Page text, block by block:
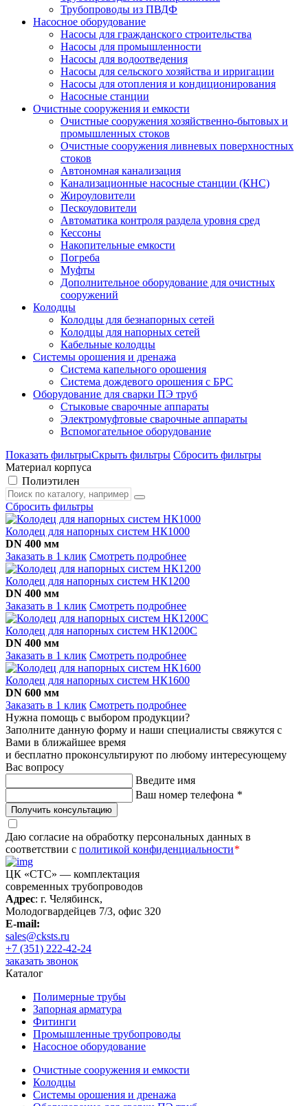
Трубопроводы из ПВДФ
Насосное оборудование
Насосы для гражданского строительства
Насосы для промышленности
Насосы для водоотведения
Насосы для сельского хозяйства и ирригации
Насосы для отопления и кондиционирования
Насосные станции
Очистные сооружения и емкости
Очистные сооружения хозяйственно-бытовых и
промышленных стоков
Очистные сооружения ливневых поверхностных
стоков
Автономная канализация
Канализационные насосные станции (КНС)
Жироуловители
Пескоуловители
Автоматика контроля раздела уровня сред
Кессоны
Накопительные емкости
Погреба
Муфты
Дополнительное оборудование для очистных
сооружений
Колодцы
Колодцы для безнапорных сетей
Колодцы для напорных сетей
Кабельные колодцы
Системы орошения и дренажа
Система капельного орошения
Система дождевого орошения с БРС
Оборудование для сварки ПЭ труб
Стыковые сварочные аппараты
Электромуфтовые сварочные аппараты
Вспомогательное оборудование
Показать фильтрыСкрыть фильтры Сбросить фильтры
Материал корпуса
Полиэтилен
Сбросить фильтры
Колодец для напорных систем НК1000
DN 400 мм
Заказать в 1 клик Смотреть подробнее
Колодец для напорных систем НК1200
DN 400 мм
Заказать в 1 клик Смотреть подробнее
Колодец для напорных систем НК1200С
DN 400 мм
Заказать в 1 клик Смотреть подробнее
Колодец для напорных систем НК1600
DN 600 мм
Заказать в 1 клик Смотреть подробнее
Нужна помощь с выбором продукции?
Заполните данную форму и наши специалисты свяжутся с
Вами в ближайшее время
и бесплатно проконсультируют по любому интересующему
Вас вопросу
Введите имя
Ваш номер телефона *
Получить консультацию
Даю согласие на обработку персональных данных в
соответствии с политикой конфиденциальности*
ЦК «СТС» — комплектация
современных трубопроводов
Адрес: г. Челябинск,
Молодогвардейцев 7/3, офис 320
E-mail:
sales@cksts.ru
+7 (351) 222-42-24
заказать звонок
Каталог
Полимерные трубы
Запорная арматура
Фитинги
Промышленные трубопроводы
Насосное оборудование
Очистные сооружения и емкости
Колодцы
Системы орошения и дренажа